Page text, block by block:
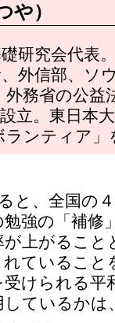
や）
研究会代表
外信部、ソ
務省の公益
立。東日本
ンティア」
と、全国の
強の「補修
上がること
ていること
けられる平
ているかは